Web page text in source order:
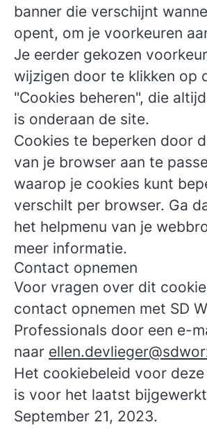
banner die verschijnt
opent, om je voorkeuren
Je eerder gekozen
wijzigen door te klikken op
"Cookies beheren", die
is onderaan de site.
Cookies te beperken door
van je browser aan te
waarop je cookies kunt
verschilt per browser. Ga
het helpmenu van je
meer informatie.
Contact opnemen
Voor vragen over dit
contact opnemen met SD
Professionals door een e-
naar
Het cookiebeleid voor
is voor het laatst
September 21, 2023.